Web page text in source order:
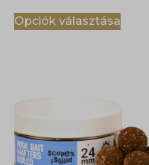
Opciók választása